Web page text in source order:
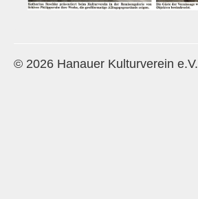
Veranstaltungen
Regelmäßig
© 2026 Hanauer Kulturverein e.V.